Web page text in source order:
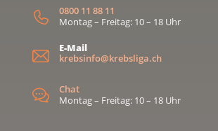
0800 11 88 11
Montag – Freitag: 10 – 18 Uhr
E-Mail
krebsinfo@krebsliga.ch
Chat
Montag – Freitag: 10 – 18 Uhr